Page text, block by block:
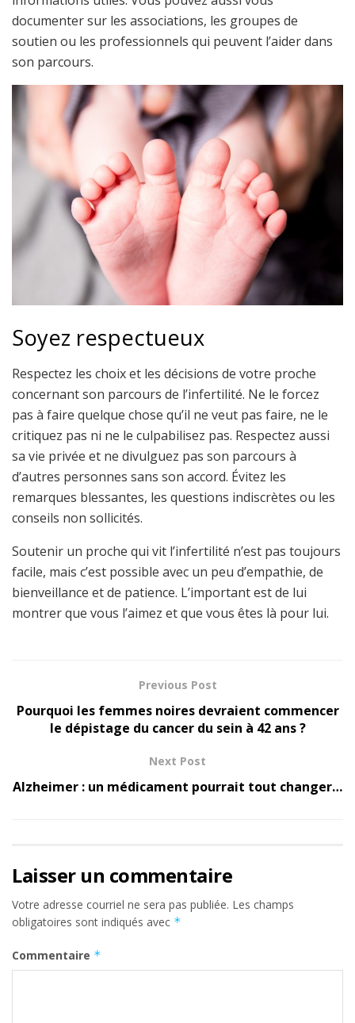
documenter sur les associations, les groupes de
soutien ou les professionnels qui peuvent l’aider dans
son parcours.
Soyez respectueux
Respectez les choix et les décisions de votre proche
concernant son parcours de l’infertilité. Ne le forcez
pas à faire quelque chose qu’il ne veut pas faire, ne le
critiquez pas ni ne le culpabilisez pas. Respectez aussi
sa vie privée et ne divulguez pas son parcours à
d’autres personnes sans son accord. Évitez les
remarques blessantes, les questions indiscrètes ou les
conseils non sollicités.
Soutenir un proche qui vit l’infertilité n’est pas toujours
facile, mais c’est possible avec un peu d’empathie, de
bienveillance et de patience. L’important est de lui
montrer que vous l’aimez et que vous êtes là pour lui.
Previous Post
Pourquoi les femmes noires devraient commencer
le dépistage du cancer du sein à 42 ans ?
Next Post
Alzheimer : un médicament pourrait tout changer…
Laisser un commentaire
Votre adresse courriel ne sera pas publiée. Les champs
obligatoires sont indiqués avec *
Commentaire *